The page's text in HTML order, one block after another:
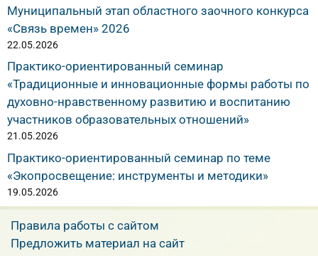
Муниципальный этап областного заочного конкурса
«Связь времен» 2026
22.05.2026
Практико-ориентированный семинар
«Традиционные и инновационные формы работы по
духовно-нравственному развитию и воспитанию
участников образовательных отношений»
21.05.2026
Практико-ориентированный семинар по теме
«Экопросвещение: инструменты и методики»
19.05.2026
Правила работы с сайтом
Предложить материал на сайт